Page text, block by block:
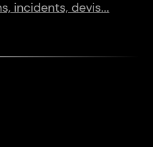
incidents, devis...